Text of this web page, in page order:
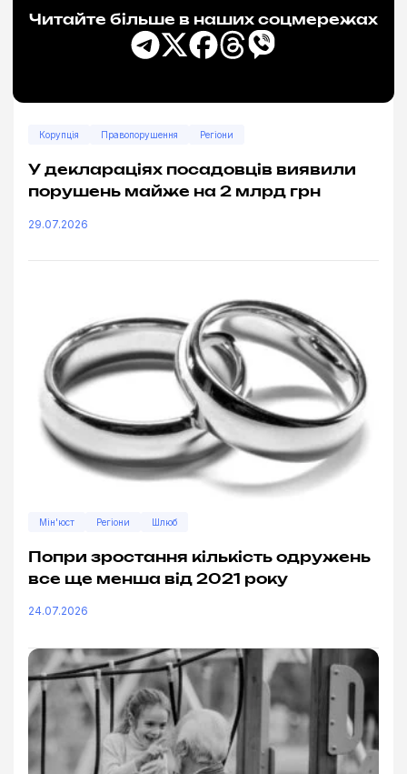
Читайте більше в наших соцмережах
Корупція Правопорушення Регіони
У деклараціях посадовців виявили
порушень майже на 2 млрд грн
29.07.2026
Мін'юст Регіони Шлюб
Попри зростання кількість одружень
все ще менша від 2021 року
24.07.2026